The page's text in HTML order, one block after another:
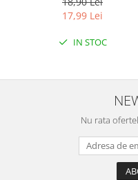
ETICHETA MOV
17,99 Lei
IN STOC
Nu rata